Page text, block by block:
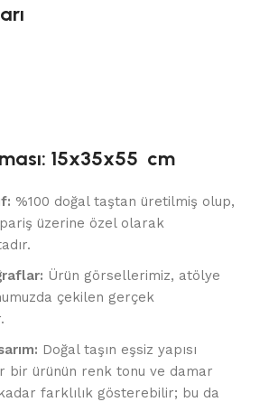
15x35x55 cm
%100 doğal taştan üretilmiş olup,
üzerine özel olarak
Ürün görsellerimiz, atölye
çekilen gerçek
Doğal taşın eşsiz yapısı
bir ürünün renk tonu ve damar
kadar farklılık gösterebilir; bu da